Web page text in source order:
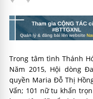
Trong tâm tình Thánh
Năm 2015, Hội dòng
quyền Maria Đỗ Thị
Vấn; 101 nữ tu khấn